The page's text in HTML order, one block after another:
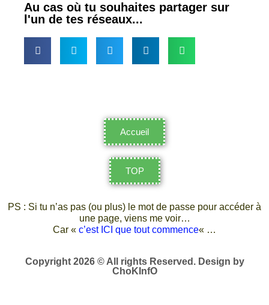
Au cas où tu souhaites partager sur
l'un de tes réseaux...
Accueil
TOP
PS : Si tu n’as pas (ou plus) le mot de passe pour accéder à
une page, viens me voir…
Car « c’est ICI que tout commence« …
Copyright 2026 © All rights Reserved. Design by
ChoKInfO